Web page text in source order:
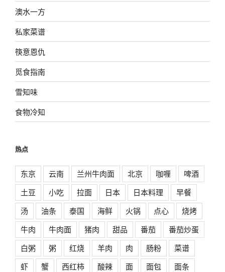
澳水一方
私家菜谱
筷意恩仇
觅食指南
雪知味
食物冷知
热点
东京 云南 兰州牛肉面 北京 咖喱
啤酒
土豆
小吃 拉面 日本 日本料理
早餐
汤
油条 泰国 海鲜 火锅 点心
烧烤
牛肉
牛肉面 猪肉 甜品 番茄
番茄炒蛋
白粥
粥 红烧 羊肉 肉 肠粉
菜谱
虾
蟹 西红柿 酸辣 面 面包
面条